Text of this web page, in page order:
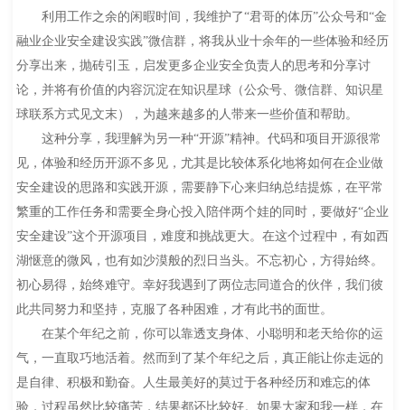
利用工作之余的闲暇时间，我维护了“君哥的体历”公众号和“金
融业企业安全建设实践”微信群，将我从业十余年的一些体验和经历
分享出来，抛砖引玉，启发更多企业安全负责人的思考和分享讨
论，并将有价值的内容沉淀在知识星球（公众号、微信群、知识星
球联系方式见文末），为越来越多的人带来一些价值和帮助。
这种分享，我理解为另一种“开源”精神。代码和项目开源很常
见，体验和经历开源不多见，尤其是比较体系化地将如何在企业做
安全建设的思路和实践开源，需要静下心来归纳总结提炼，在平常
繁重的工作任务和需要全身心投入陪伴两个娃的同时，要做好“企业
安全建设”这个开源项目，难度和挑战更大。在这个过程中，有如西
湖惬意的微风，也有如沙漠般的烈日当头。不忘初心，方得始终。
初心易得，始终难守。幸好我遇到了两位志同道合的伙伴，我们彼
此共同努力和坚持，克服了各种困难，才有此书的面世。
在某个年纪之前，你可以靠透支身体、小聪明和老天给你的运
气，一直取巧地活着。然而到了某个年纪之后，真正能让你走远的
是自律、积极和勤奋。人生最美好的莫过于各种经历和难忘的体
验，过程虽然比较痛苦，结果都还比较好。如果大家和我一样，在